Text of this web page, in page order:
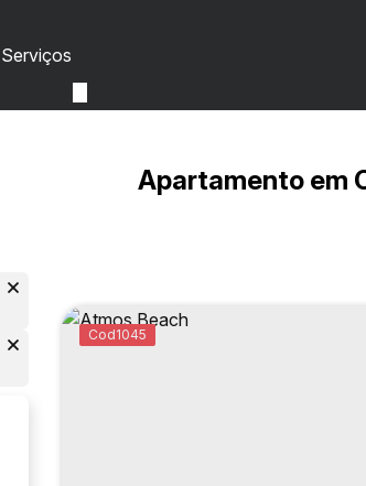
Serviços
Apartamento em
1045